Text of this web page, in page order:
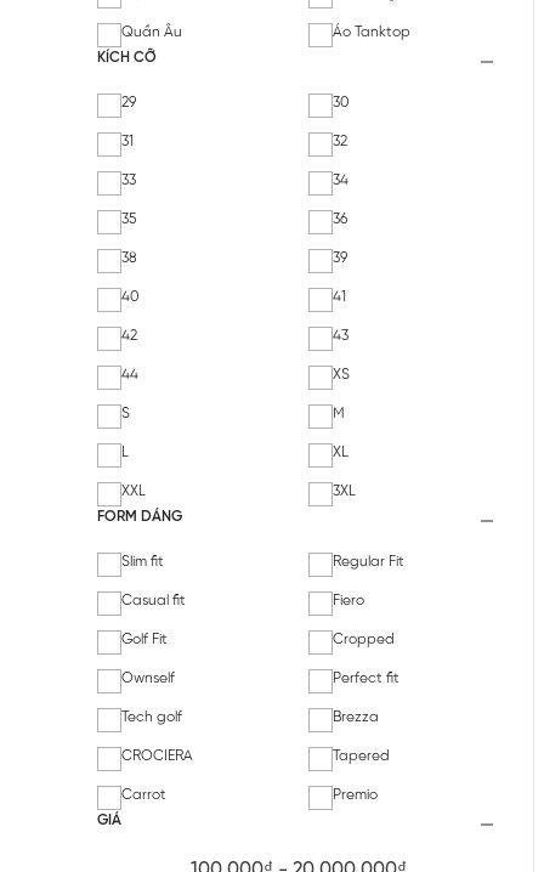
Quần Âu
Áo Tanktop
KÍCH CỠ
29 30
31 32
33 34
35 36
38 39
40 41
42 43
44 XS
S M
L XL
XXL
3XL
FORM DÁNG
Slim fit Regular Fit
Casual fit Fiero
Golf Fit Cropped
Ownself Perfect fit
Tech golf Brezza
CROCIERA Tapered
Carrot
Premio
GIÁ